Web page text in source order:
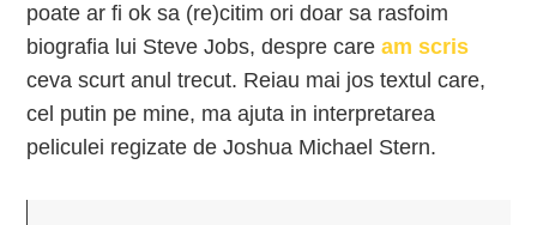
poate ar fi ok sa (re)citim ori doar sa rasfoim
biografia lui Steve Jobs, despre caream scris
ceva scurt anul trecut. Reiau mai jos textul care,
cel putin pe mine, ma ajuta in interpretarea
peliculei regizate de Joshua Michael Stern.